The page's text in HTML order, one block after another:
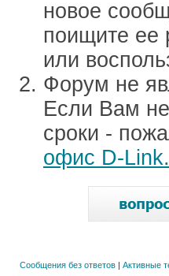
новое
поищите ее
или
Форум не
Если Вам
сроки -
офис D-Link.
Сообщения без ответов | Активные